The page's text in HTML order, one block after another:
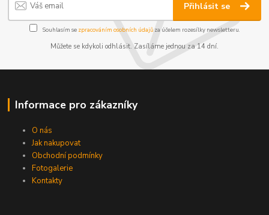
Přihlásit se
Souhlasím se zpracováním osobních údajůza účelem rozesílky newsletteru.
Můžete se kdykoli odhlásit. Zasíláme jednou za 14 dní.
Informace pro zákazníky
O nás
Jak nakupovat
Obchodní podmínky
Fotogalerie
Kontakty